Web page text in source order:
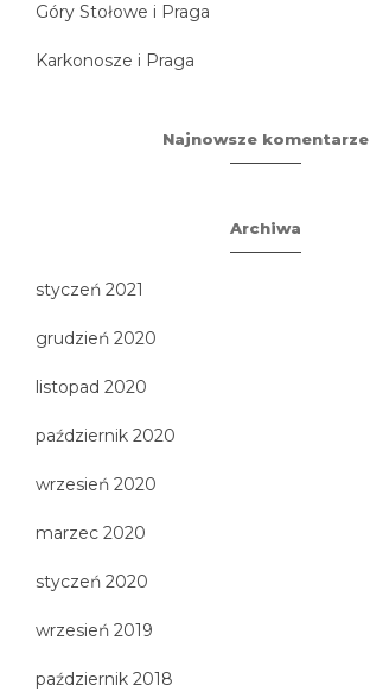
Góry Stołowe i Praga
Karkonosze i Praga
Najnowsze komentarze
Archiwa
styczeń 2021
grudzień 2020
listopad 2020
październik 2020
wrzesień 2020
marzec 2020
styczeń 2020
wrzesień 2019
październik 2018